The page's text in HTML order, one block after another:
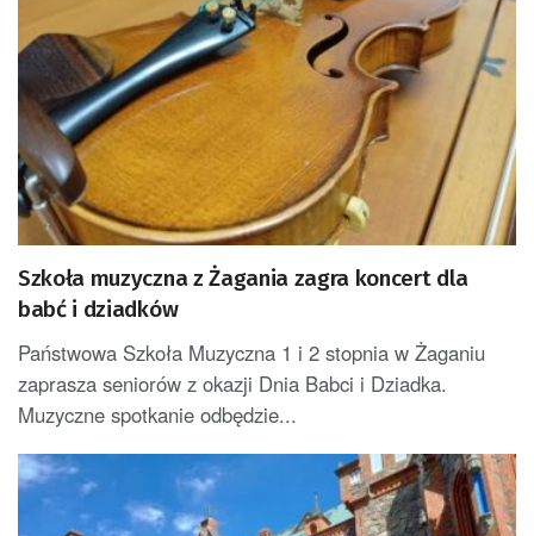
Szkoła muzyczna z Żagania zagra koncert dla
babć i dziadków
Państwowa Szkoła Muzyczna 1 i 2 stopnia w Żaganiu
zaprasza seniorów z okazji Dnia Babci i Dziadka.
Muzyczne spotkanie odbędzie...